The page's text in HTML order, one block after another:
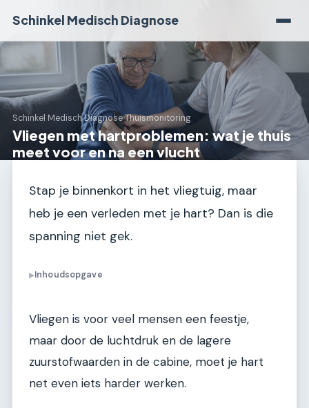
Schinkel Medisch Diagnose
Schinkel Medisch Diagnose›Thuismonitoring
Vliegen met hartproblemen: wat je thuis
meet voor en na een vlucht
Stap je binnenkort in het vliegtuig, maar
heb je een verleden met je hart? Dan is die
spanning niet gek.
▶Inhoudsopgave
Vliegen is voor veel mensen een feestje,
maar door de luchtdruk en de lagere
zuurstofwaarden in de cabine, moet je hart
net even iets harder werken.